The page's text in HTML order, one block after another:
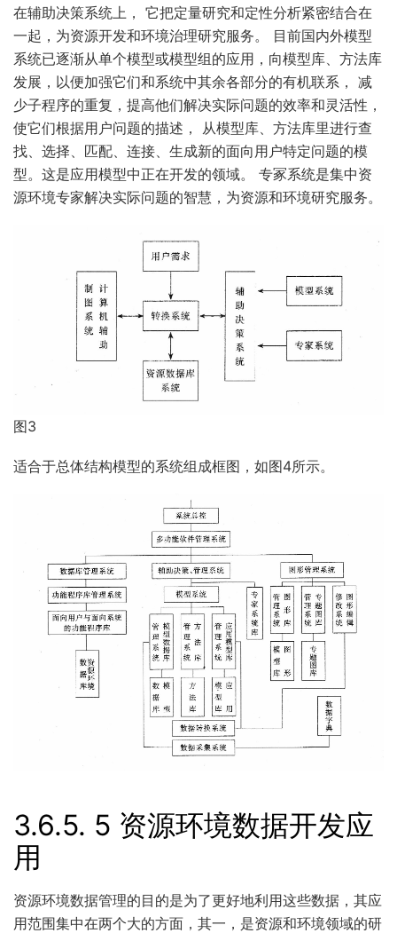
在辅助决策系统上， 它把定量研究和定性分析紧密结合在
一起，为资源开发和环境治理研究服务。 目前国内外模型
系统已逐渐从单个模型或模型组的应用，向模型库、方法库
发展，以便加强它们和系统中其余各部分的有机联系， 减
少子程序的重复，提高他们解决实际问题的效率和灵活性，
使它们根据用户问题的描述， 从模型库、方法库里进行查
找、选择、匹配、连接、生成新的面向用户特定问题的模
型。这是应用模型中正在开发的领域。 专冢系统是集中资
源环境专家解决实际问题的智慧，为资源和环境研究服务。
图3
适合于总体结构模型的系统组成框图，如图4所示。
3.6.5. 5 资源环境数据开发应
用
资源环境数据管理的目的是为了更好地利用这些数据，其应
用范围集中在两个大的方面，其一，是资源和环境领域的研